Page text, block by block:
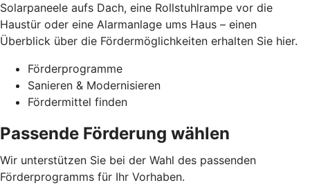
Solarpaneele aufs Dach, eine Rollstuhlrampe vor die
Haustür oder eine Alarmanlage ums Haus – einen
Überblick über die Fördermöglichkeiten erhalten Sie hier.
Förderprogramme
Sanieren & Modernisieren
Fördermittel finden
Passende Förderung wählen
Wir unterstützen Sie bei der Wahl des passenden
Förderprogramms für Ihr Vorhaben.